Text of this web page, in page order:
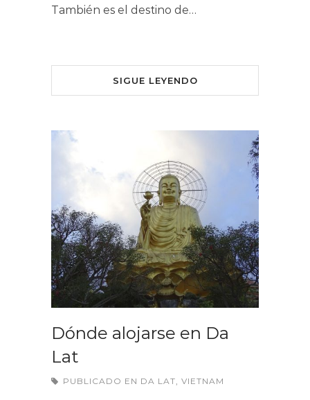
También es el destino de…
SIGUE LEYENDO
Dónde alojarse en Da
Lat
PUBLICADO EN DA LAT VIETNAM